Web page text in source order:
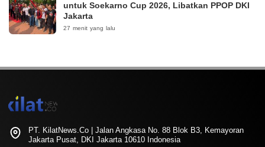
untuk Soekarno Cup 2026, Libatkan PPOP DKI
Jakarta
27 menit yang lalu
PT. KilatNews.Co | Jalan Angkasa No. 88 Blok B3, Kemayoran
Jakarta Pusat, DKI Jakarta 10610 Indonesia